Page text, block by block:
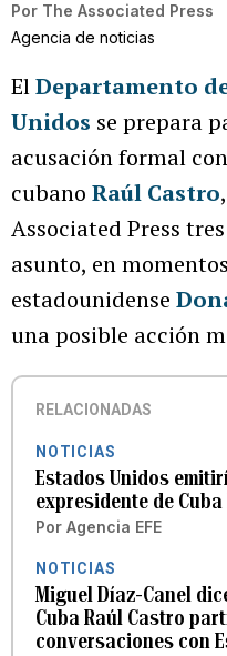
Por The Associated Press
Agencia de noticias
ElDepartamento
Unidos se prepara
acusación formal
cubano Raúl Castro
Associated Press
asunto, en
estadounidense
una posible acción
RELACIONADAS
NOTICIAS
Estados Unidos
expresidente de
Por Agencia EFE
NOTICIAS
Miguel Díaz-Canel
Cuba Raúl Castro
conversaciones con